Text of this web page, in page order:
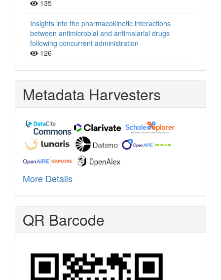
135
Insights into the pharmacokinetic interactions
between antimicrobial and antimalarial drugs
following concurrent administration
126
Metadata Harvesters
More Details
QR Barcode